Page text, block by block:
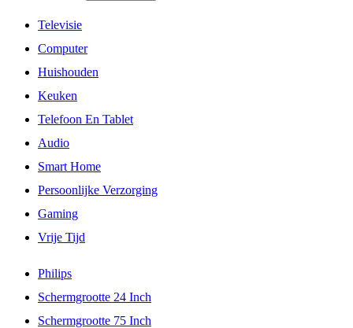
Televisie
Computer
Huishouden
Keuken
Telefoon En Tablet
Audio
Smart Home
Persoonlijke Verzorging
Gaming
Vrije Tijd
Philips
Schermgrootte 24 Inch
Schermgrootte 75 Inch